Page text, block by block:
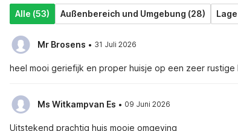
Alle (53) Außenbereich und Umgebung (28)
Mr Brosens · 31 Juli 2026
heel mooi geriefijk en proper huisje op een zeer rustige
Ms Witkampvan Es · 09 Juni 2026
Uitstekend prachtig huis mooie omgeving